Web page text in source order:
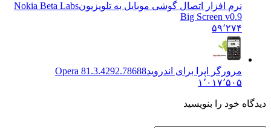
نرم افزار اتصال گوشی موبایل به تلویزیونNokia Beta Labs
Big Screen v0.9
۵۹٬۲۷۴
مرورگر اپرا برای اندرویدOpera 81.3.4292.78688
۱٬۰۱۷٬۵۰۵
دیدگاه خود را بنویسید